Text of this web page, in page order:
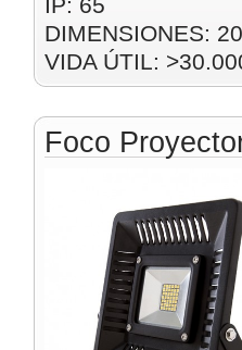
DIMENSIONES:
VIDA ÚTIL:
Foco